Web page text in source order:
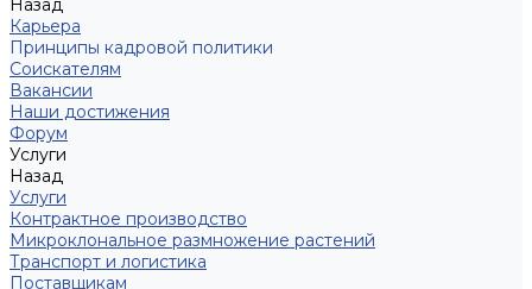
Назад
Карьера
Принципы кадровой политики
Соискателям
Вакансии
Наши достижения
Форум
Услуги
Назад
Услуги
Контрактное производство
Микроклональное размножение растений
Транспорт и логистика
Поставщикам